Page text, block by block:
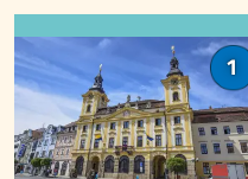
1
Barockrathaus
Das Rathaus
am Großen Platz
zählt zu den